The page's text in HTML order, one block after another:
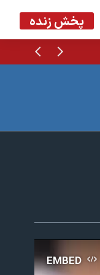
پخش زنده
قبلی
EMBED